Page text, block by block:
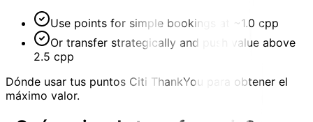
Use points for simple bookings at ~1.0 cpp
Or transfer strategically and push value above
2.5 cpp
Dónde usar tus puntos Citi ThankYou para obtener el
máximo valor.